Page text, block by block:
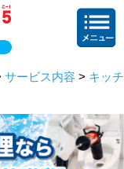
サービス内容 > キッチ